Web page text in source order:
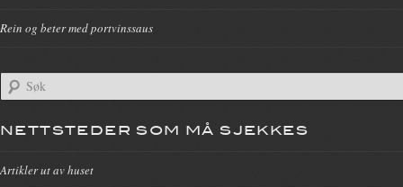
Rein og beter med portvinssaus
NETTSTEDER SOM MÅ SJEKKES
Artikler ut av huset